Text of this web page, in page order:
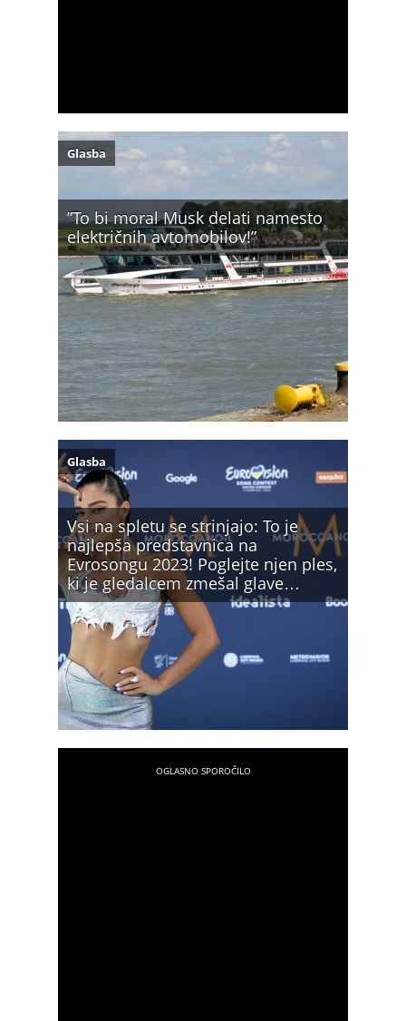
”To bi moral Musk delati namesto
električnih avtomobilov!”
Glasba
Vsi na spletu se strinjajo: To je
najlepša predstavnica na
Evrosongu 2023! Poglejte njen ples,
ki je gledalcem zmešal glave…
Glasba